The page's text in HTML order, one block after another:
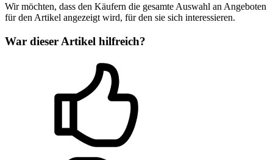
Wir möchten, dass den Käufern die gesamte Auswahl an Angeboten
für den Artikel angezeigt wird, für den sie sich interessieren.
War dieser Artikel hilfreich?